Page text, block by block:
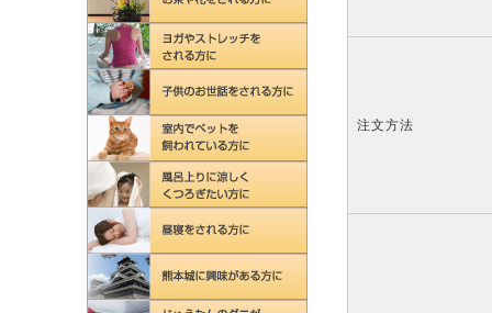
注文方法